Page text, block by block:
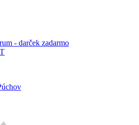
- darček zadarmo